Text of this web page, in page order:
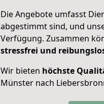
Die Angebote umfasst
abgestimmt sind, und
Verfügung. Zusammen
stressfrei und
Wir bieten höchste
Münster nach